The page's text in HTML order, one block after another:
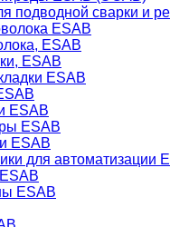
подводной сварки и
ESAB
ESAB
ESAB
ESAB
ESAB
ESAB
ESAB
для автоматизации
ESAB